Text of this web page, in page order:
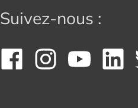
Suivez-nous :